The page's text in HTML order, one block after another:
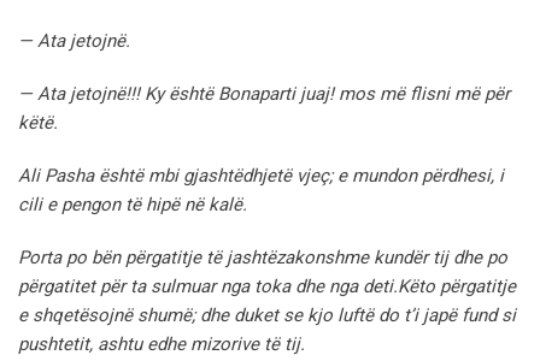
— Ata jetojnë.
— Ata jetojnë!!! Ky është Bonaparti juaj! mos më flisni më për
këtë.
Ali Pasha është mbi gjashtëdhjetë vjeç; e mundon përdhesi, i
cili e pengon të hipë në kalë.
Porta po bën përgatitje të jashtëzakonshme kundër tij dhe po
përgatitet për ta sulmuar nga toka dhe nga deti.Këto përgatitje
e shqetësojnë shumë; dhe duket se kjo luftë do t’i japë fund si
pushtetit, ashtu edhe mizorive të tij.